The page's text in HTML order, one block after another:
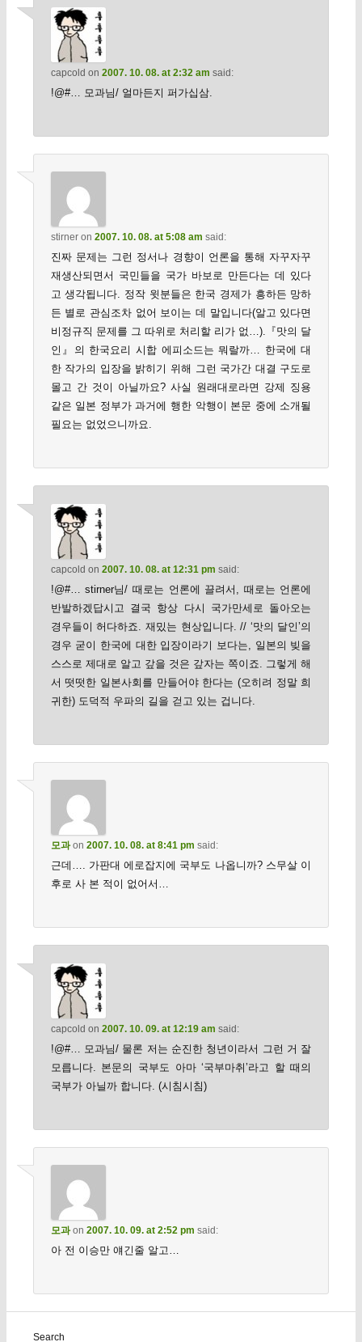
capcold on 2007. 10. 08. at 2:32 am said:
!@#… 모과님/ 얼마든지 퍼가십삼.
stirneron 2007. 10. 08. at 5:08 am said:
진짜 문제는 그런 정서나 경향이 언론을 통해 자꾸자꾸
재생산되면서 국민들을 국가 바보로 만든다는 데 있다
고 생각됩니다. 정작 윗분들은 한국 경제가 흥하든 망하
든 별로 관심조차 없어 보이는 데 말입니다(알고 있다면
비정규직 문제를 그 따위로 처리할 리가 없…).『맛의 달
인』의 한국요리 시합 에피소드는 뭐랄까… 한국에 대
한 작가의 입장을 밝히기 위해 그런 국가간 대결 구도로
몰고 간 것이 아닐까요? 사실 원래대로라면 강제 징용
같은 일본 정부가 과거에 행한 악행이 본문 중에 소개될
필요는 없었으니까요.
capcold on 2007. 10. 08. at 12:31 pm said:
!@#… stirner님/ 때로는 언론에 끌려서, 때로는 언론에
반발하겠답시고 결국 항상 다시 국가만세로 돌아오는
경우들이 허다하죠. 재밌는 현상입니다. // ‘맛의 달인’의
경우 굳이 한국에 대한 입장이라기 보다는, 일본의 빚을
스스로 제대로 알고 갚을 것은 갚자는 쪽이죠. 그렇게 해
서 떳떳한 일본사회를 만들어야 한다는 (오히려 정말 희
귀한) 도덕적 우파의 길을 걷고 있는 겁니다.
모과on 2007. 10. 08. at 8:41 pm said:
근데…. 가판대 에로잡지에 국부도 나옵니까? 스무살 이
후로 사 본 적이 없어서…
capcold on 2007. 10. 09. at 12:19 am said:
!@#… 모과님/ 물론 저는 순진한 청년이라서 그런 거 잘
모릅니다. 본문의 국부도 아마 ‘국부마취’라고 할 때의
국부가 아닐까 합니다. (시침시침)
모과on 2007. 10. 09. at 2:52 pm said:
아 전 이승만 얘긴줄 알고…
Search